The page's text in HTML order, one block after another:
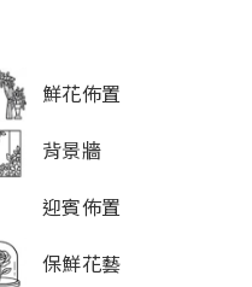
鮮花佈置
背景牆
迎賓佈置
保鮮花藝